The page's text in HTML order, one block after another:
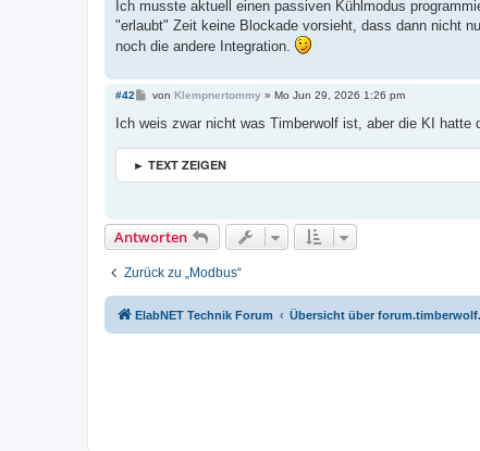
Ich musste aktuell einen passiven Kühlmodus
"erlaubt" Zeit keine Blockade vorsieht, dass dann nicht
noch die andere Integration.
#42
B
i
r
a
g
von Klempnertommy» Mo Jun 29, 2026 1:26 pm
Ich weis zwar nicht was Timberwolf ist, aber die KI hatte
► TEXT ZEIGEN
Antworten
Zurück zu „Modbus“
ElabNET Technik Forum Übersicht über